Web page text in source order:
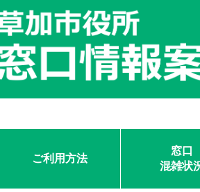
ご利用方法
窓口
混雑状